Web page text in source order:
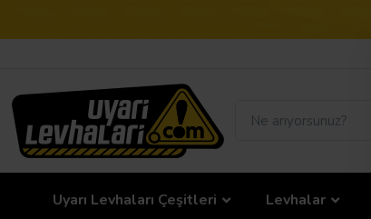
Uyarı Levhaları Çeşitleri Levhalar